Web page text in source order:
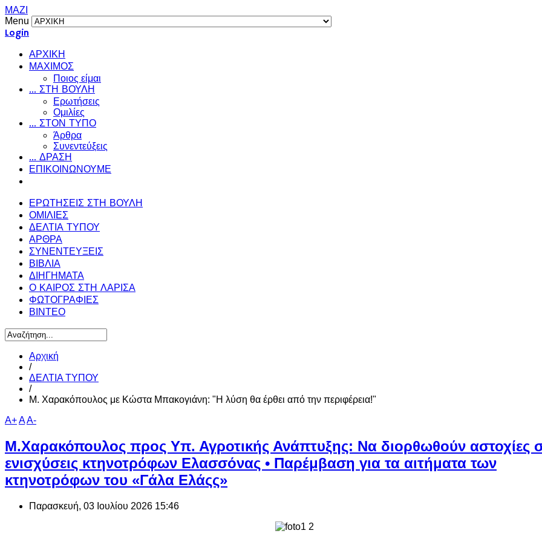
ΜΑΖΙ
Menu
Login
ΑΡΧΙΚΗ
ΜΑΧΙΜΟΣ
Ποιος είμαι
... ΣΤΗ ΒΟΥΛΗ
Ερωτήσεις
Ομιλίες
... ΣΤΟΝ ΤΥΠΟ
Άρθρα
Συνεντεύξεις
... ΔΡΑΣΗ
ΕΠΙΚΟΙΝΩΝΟΥΜΕ
ΕΡΩΤΗΣΕΙΣ ΣΤΗ ΒΟΥΛΗ
ΟΜΙΛΙΕΣ
ΔΕΛΤΙΑ ΤΥΠΟΥ
ΑΡΘΡΑ
ΣΥΝΕΝΤΕΥΞΕΙΣ
ΒΙΒΛΙΑ
ΔΙΗΓΗΜΑΤΑ
Ο ΚΑΙΡΟΣ ΣΤΗ ΛΑΡΙΣΑ
ΦΩΤΟΓΡΑΦΙΕΣ
ΒΙΝΤΕΟ
Αρχική
/
ΔΕΛΤΙΑ ΤΥΠΟΥ
/
Μ. Χαρακόπουλος με Κώστα Μπακογιάνη: "Η λύση θα έρθει από την περιφέρεια!"
A+AA-
Μ.Χαρακόπουλος προς Υπ. Αγροτικής Ανάπτυξης: Να διορθωθούν αστοχίες
ενισχύσεις κτηνοτρόφων Ελασσόνας • Παρέμβαση για τα αιτήματα των
κτηνοτρόφων του «Γάλα Ελάςς»
Παρασκευή, 03 Ιουλίου 2026 15:46